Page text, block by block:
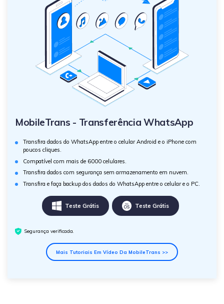
MobileTrans - Transferência WhatsApp
Transfira dados do WhatsApp entre o celular Android e o iPhone com
poucos cliques.
Compatível com mais de 6000 celulares.
Transfira dados com segurança sem armazenamento em nuvem.
Transfira e faça backup dos dados do WhatsApp entre o celular e o PC.
Teste Grátis Teste Grátis
Segurança verificada.
Mais Tutoriais Em Vídeo Da MobileTrans >>